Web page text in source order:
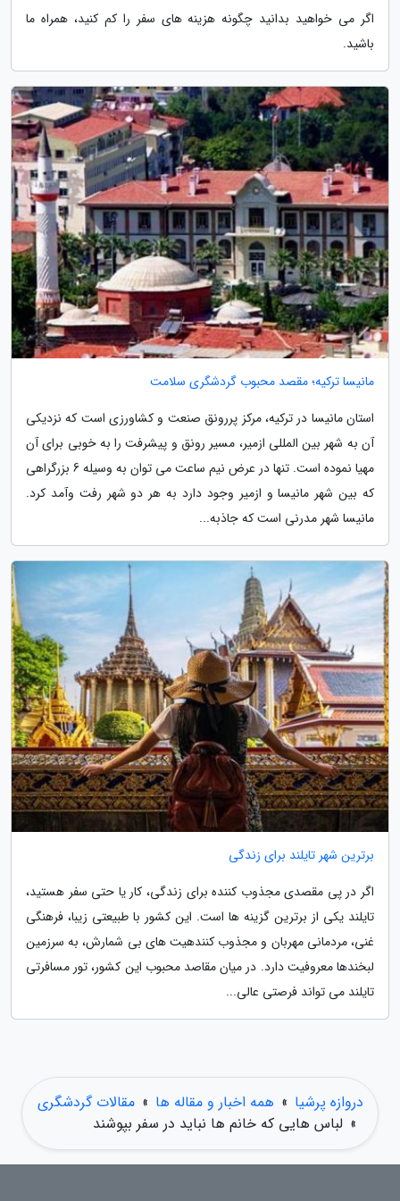
اگر می خواهید بدانید چگونه هزینه های سفر را کم کنید، همراه ما
باشید.
مانیسا ترکیه؛ مقصد محبوب گردشگری سلامت
استان مانیسا در ترکیه، مرکز پررونق صنعت و کشاورزی است که نزدیکی
آن به شهر بین المللی ازمیر، مسیر رونق و پیشرفت را به خوبی برای آن
مهیا نموده است. تنها در عرض نیم ساعت می توان به وسیله 6 بزرگراهی
که بین شهر مانیسا و ازمیر وجود دارد به هر دو شهر رفت وآمد کرد.
مانیسا شهر مدرنی است که جاذبه...
برترین شهر تایلند برای زندگی
اگر در پی مقصدی مجذوب کننده برای زندگی، کار یا حتی سفر هستید،
تایلند یکی از برترین گزینه ها است. این کشور با طبیعتی زیبا، فرهنگی
غنی، مردمانی مهربان و مجذوب کنندهیت های بی شمارش، به سرزمین
لبخندها معروفیت دارد. در میان مقاصد محبوب این کشور، تور مسافرتی
تایلند می تواند فرصتی عالی...
دروازه پرشیا » همه اخبار و مقاله ها » مقالات گردشگری
» لباس هایی که خانم ها نباید در سفر بپوشند